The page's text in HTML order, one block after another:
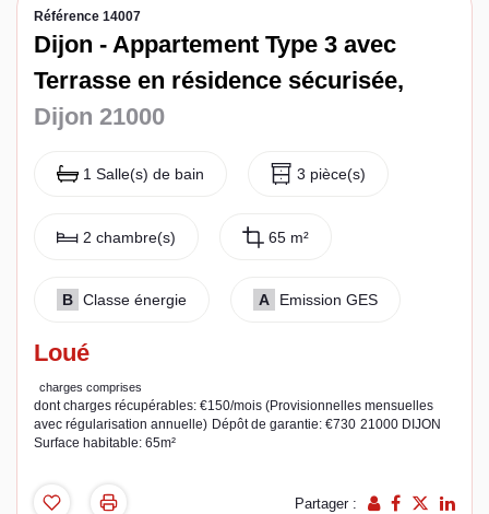
Référence 14007
Dijon - Appartement Type 3 avec
Terrasse en résidence sécurisée,
Dijon 21000
1 Salle(s) de bain 3 pièce(s)
2 chambre(s) 65 m²
B Classe énergie A Emission GES
Loué
charges comprises
dont charges récupérables: €150/mois (Provisionnelles mensuelles
avec régularisation annuelle) Dépôt de garantie: €730 21000 DIJON
Surface habitable: 65m²
Partager :